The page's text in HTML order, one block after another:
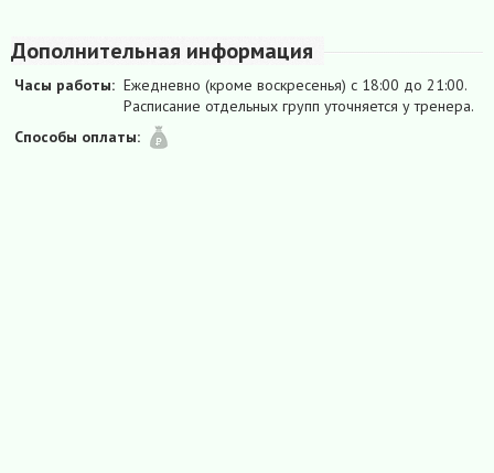
Дополнительная информация
Часы работы: Ежедневно (кроме воскресенья) с 18:00 до 21:00.
Расписание отдельных групп уточняется у тренера.
Способы оплаты: